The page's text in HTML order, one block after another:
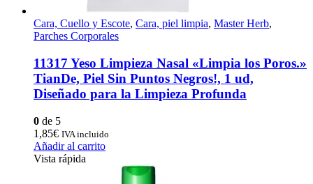
Cara, Cuello y Escote, Cara, piel limpia, Master Herb,
Parches Corporales
11317 Yeso Limpieza Nasal «Limpia los Poros.»
TianDe, Piel Sin Puntos Negros!, 1 ud,
Diseñado para la Limpieza Profunda
0 de 5
1,85€ IVA incluido
Añadir al carrito
Vista rápida